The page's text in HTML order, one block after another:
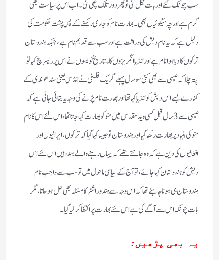
سب چونک گئے اور بات نکل گئی تو پھر دور تلک چلی گئی۔ اب اس پر سیاست بھی
گرم ہے اور چہ میگوئیاں بھی۔بھارت نام کو جاری رکھنے کے پس پشت حکومت کی
دلیل ہے کہ یہ نام دیش کی وراثت ہے اور سب سے قدیم نام ہے، جبکہ ہندوستان
ترکوں کا دیا ہوا نام ہے اور انڈیا انگریزوں کا۔ تاریخ نویسوں نے اس پر ریسرچ کیا تو
پتہ چلا کہ عیسی سے بھی کئی سو سال پہلے گریک فلسفی نے انڈس یعنی سندھو ندی کے
کنارے بسے اس دیش کو انڈیا کہا تھا اور بھارت نام پڑنے کی وجہ یہ بتائی جاتی ہے کہ
عیسی سے 3 سال قبل کسی وید مقدس میں منو کو بھارت کہا جاتا تھا ، اس لئے اس کا نام
منو کی بنیاد پر بھارت رکھا گیا اور ہندوستان تو جیسا کہا گیا کہ ترکوں ، ایرانیوں اور
افغانیوں کی دین ہے کہ وہ جانتے تھے کہ یہاں رہنے والے ہندو ہیں اس لئے اس
دیش کو ہندوستان کہاجائے، تو آج کےسیاسی ماحول میں تو سب سے واجب نام
ہندوستان ہی ہونا چاہئے تھا کہ اس وجہ سے ہندوراشٹر کا مسئلہ بھی حل ہو جاتا، مگر
بات چونکہ اس سے آگے کی ہے اس لئے بھارت پر اکتفا کر لیا گیا۔
یہ بھی پڑھیں: